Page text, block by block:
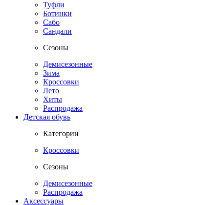
Туфли
Ботинки
Сабо
Сандали
Сезоны
Демисезонные
Зима
Кроссовки
Лето
Хиты
Распродажа
Детская обувь
Категории
Кроссовки
Сезоны
Демисезонные
Распродажа
Аксессуары